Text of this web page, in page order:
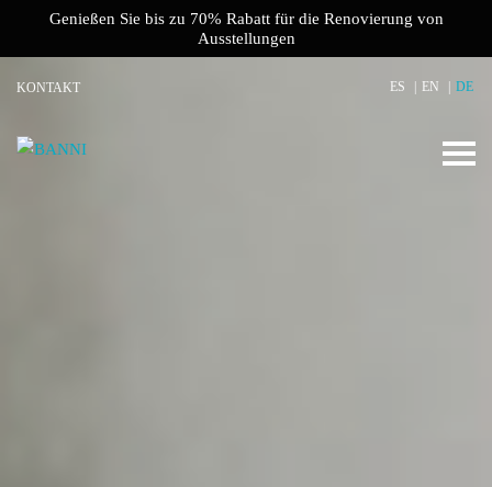
Genießen Sie bis zu 70% Rabatt für die Renovierung von
Ausstellungen
KONTAKT ES EN DE